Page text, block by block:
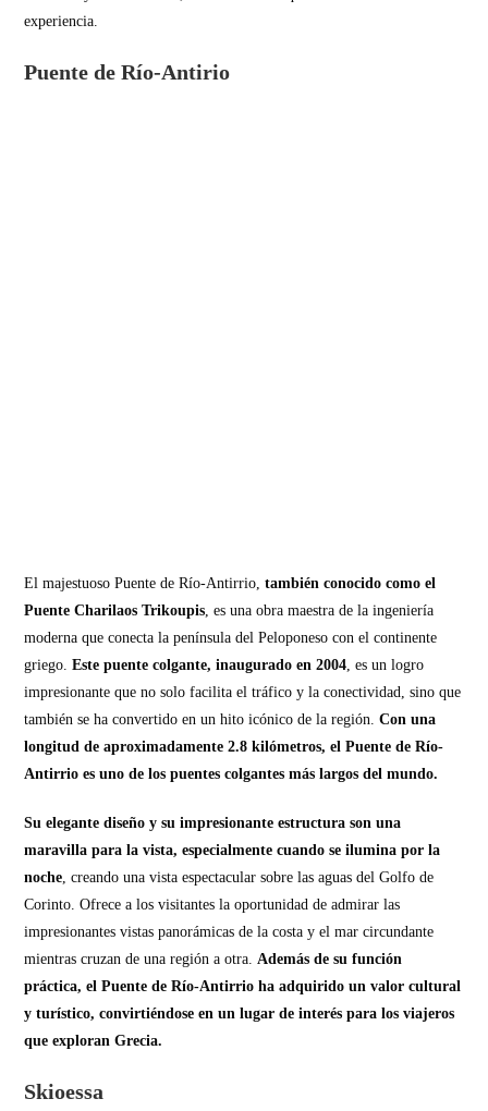
experiencia.
Puente de Río-Antirio
El majestuoso Puente de Río-Antirrio,también conocido como el
Puente Charilaos Trikoupis, es una obra maestra de la ingeniería
moderna que conecta la península del Peloponeso con el continente
griego.Este puente colgante, inaugurado en 2004, es un logro
impresionante que no solo facilita el tráfico y la conectividad, sino que
también se ha convertido en un hito icónico de la región.Con una
longitud de aproximadamente 2.8 kilómetros, el Puente de Río-
Antirrio es uno de los puentes colgantes más largos del mundo.
Su elegante diseño y su impresionante estructura son una
maravilla para la vista, especialmente cuando se ilumina por la
noche, creando una vista espectacular sobre las aguas del Golfo de
Corinto. Ofrece a los visitantes la oportunidad de admirar las
impresionantes vistas panorámicas de la costa y el mar circundante
mientras cruzan de una región a otra.Además de su función
práctica, el Puente de Río-Antirrio ha adquirido un valor cultural
y turístico, convirtiéndose en un lugar de interés para los viajeros
que exploran Grecia.
Skioessa